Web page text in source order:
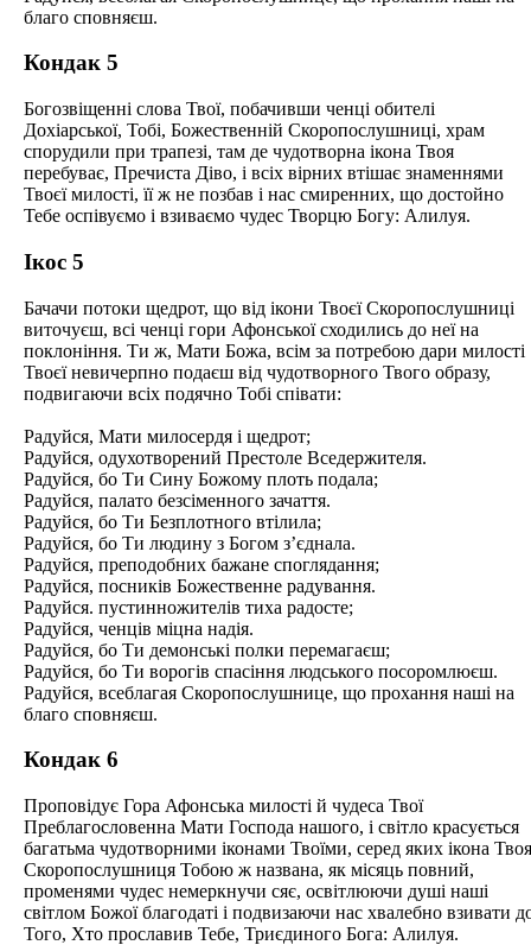
благо сповняєш.
Кондак 5
Богозвіщенні слова Твої, побачивши ченці обителі
Дохіарської, Тобі, Божественній Скоропослушниці, храм
спорудили при трапезі, там де чудотворна ікона Твоя
перебуває, Пречиста Діво, і всіх вірних втішає знаменнями
Твоєї милості, її ж не позбав і нас смиренних, що достойно
Тебе оспівуємо і взиваємо чудес Творцю Богу: Алилуя.
Ікос 5
Бачачи потоки щедрот, що від ікони Твоєї Скоропослушниці
виточуєш, всі ченці гори Афонської сходились до неї на
поклоніння. Ти ж, Мати Божа, всім за потребою дари милості
Твоєї невичерпно подаєш від чудотворного Твого образу,
подвигаючи всіх подячно Тобі співати:
Радуйся, Мати милосердя і щедрот;
Радуйся, одухотворений Престоле Вседержителя.
Радуйся, бо Ти Сину Божому плоть подала;
Радуйся, палато безсіменного зачаття.
Радуйся, бо Ти Безплотного втілила;
Радуйся, бо Ти людину з Богом з’єднала.
Радуйся, преподобних бажане споглядання;
Радуйся, посників Божественне радування.
Радуйся. пустинножителів тиха радосте;
Радуйся, ченців міцна надія.
Радуйся, бо Ти демонські полки перемагаєш;
Радуйся, бо Ти ворогів спасіння людського посоромлюєш.
Радуйся, всеблагая Скоропослушнице, що прохання наші на
благо сповняєш.
Кондак 6
Проповідує Гора Афонська милості й чудеса Твої
Преблагословенна Мати Господа нашого, і світло красується
багатьма чудотворними іконами Твоїми, серед яких ікона Твоя
Скоропослушниця Тобою ж названа, як місяць повний,
променями чудес немеркнучи сяє, освітлюючи душі наші
світлом Божої благодаті і подвизаючи нас хвалебно взивати
Того, Хто прославив Тебе, Триєдиного Бога: Алилуя.